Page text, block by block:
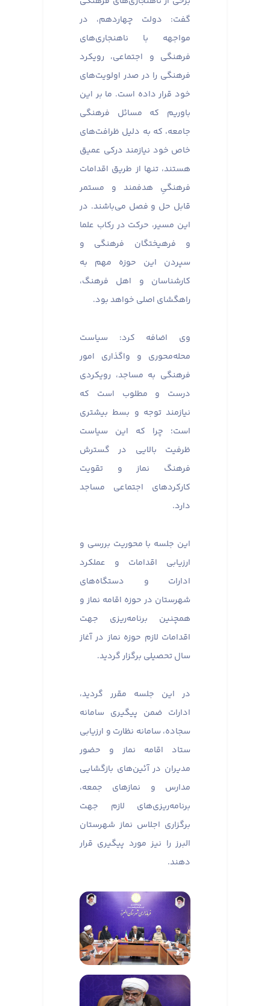
گفت: دولت چهاردهم، در
مواجهه با ناهنجاری‌های
فرهنگی و اجتماعی، رویکرد
فرهنگی را در صدر اولویت‌های
خود قرار داده است. ما بر این
باوریم که مسائل فرهنگی
جامعه، که به دلیل ظرافت‌های
خاص خود نیازمند درکی عمیق
هستند، تنها از طریق اقدامات
فرهنگیِ هدفمند و مستمر
قابل حل و فصل می‌باشند. در
این مسیر، حرکت در رکاب علما
و فرهیختگان فرهنگی و
سپردن این حوزه مهم به
کارشناسان و اهل فرهنگ،
راهگشای اصلی خواهد بود.
وی اضافه کرد: سیاست
محله‌محوری و واگذاری امور
فرهنگی به مساجد، رویکردی
درست و مطلوب است که
نیازمند توجه و بسط بیشتری
است؛ چرا که این سیاست
ظرفیت بالایی در گسترش
فرهنگ نماز و تقویت
کارکردهای اجتماعی مساجد
دارد.
این جلسه با محوریت بررسی و
ارزیابی اقدامات و عملکرد
ادارات و دستگاه‌های
شهرستان در حوزه اقامه نماز و
همچنین برنامه‌ریزی جهت
اقدامات لازم حوزه نماز در آغاز
سال تحصیلی برگزار گردید.
در این جلسه مقرر گردید،
ادارات ضمن پیگیری سامانه
سجاده، سامانه نظارت و ارزیابی
ستاد اقامه نماز و حضور
مدیران در آئین‌های بازگشایی
مدارس و نماز‌های جمعه،
برنامه‌ریزی‌های لازم جهت
برگزاری اجلاس نماز شهرستان
البرز را نیز مورد پیگیری قرار
دهند.